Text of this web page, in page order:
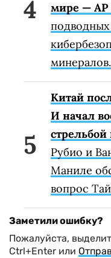
мире — AP
подводных
минералов.
Китай
И начал
Рубио и
Маниле
вопрос
Заметили ошибку?
Пожалуйста,
Ctrl+Enter или